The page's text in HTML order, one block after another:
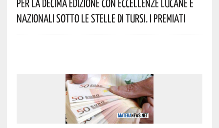
Nazionali Sotto Le Stelle Di Tursi. I Premiati